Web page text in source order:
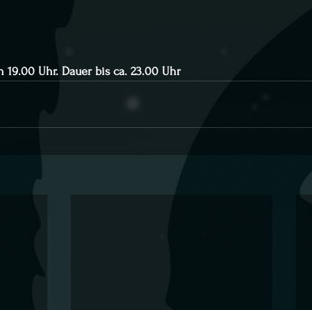
19.00 Uhr. Dauer bis ca. 23.00 Uhr